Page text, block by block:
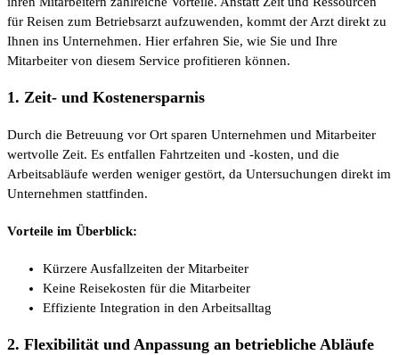
für Reisen zum Betriebsarzt aufzuwenden, kommt der Arzt direkt zu
Ihnen ins Unternehmen. Hier erfahren Sie, wie Sie und Ihre
Mitarbeiter von diesem Service profitieren können.
1. Zeit- und Kostenersparnis
Durch die Betreuung vor Ort sparen Unternehmen und Mitarbeiter
wertvolle Zeit. Es entfallen Fahrtzeiten und -kosten, und die
Arbeitsabläufe werden weniger gestört, da Untersuchungen direkt im
Unternehmen stattfinden.
Vorteile im Überblick:
Kürzere Ausfallzeiten der Mitarbeiter
Keine Reisekosten für die Mitarbeiter
Effiziente Integration in den Arbeitsalltag
2. Flexibilität und Anpassung an betriebliche Abläufe